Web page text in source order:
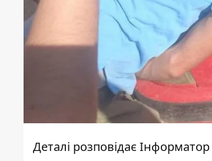
Деталі розповідає Інформатор